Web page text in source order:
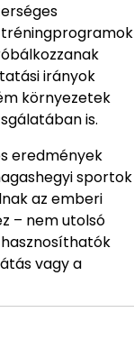
irányok
környezetek
is.
eredmények
sportok
az emberi
– nem utolsó
vagy a